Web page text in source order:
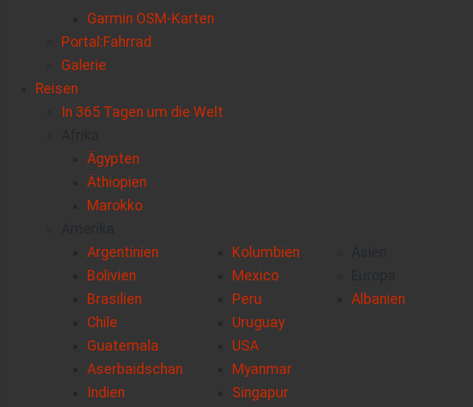
Garmin OSM-Karten
Portal:Fahrrad
Galerie
Reisen
In 365 Tagen um die Welt
Ägypten
Äthiopien
Marokko
Argentinien
Bolivien
Brasilien
Chile
Guatemala
Kolumbien
Mexico
Peru
Uruguay
USA
Aserbaidschan
Indien
Myanmar
Singapur
Albanien